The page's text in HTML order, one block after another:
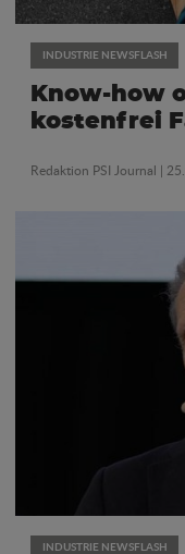
INDUSTRIE NEWSFLASH
Know-how
kostenfrei
Redaktion PSI Journal |
INDUSTRIE NEWSFLASH